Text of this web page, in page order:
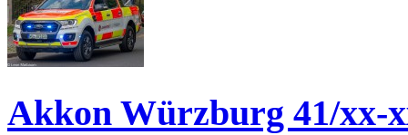
Akkon Würzburg 41/xx-